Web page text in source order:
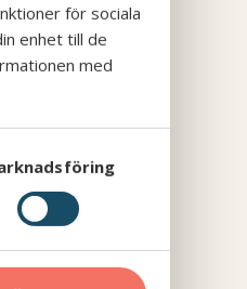
för sociala
enhet till de
med